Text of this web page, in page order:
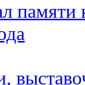
памяти